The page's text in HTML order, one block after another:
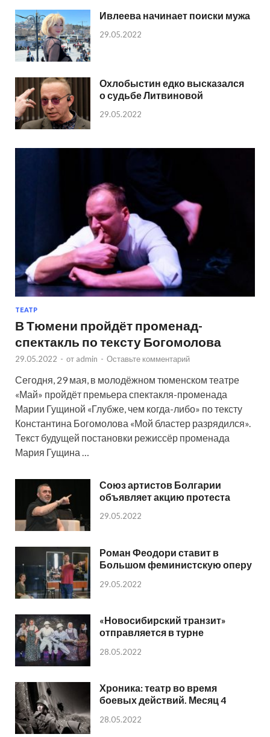
Ивлеева начинает поиски мужа
29.05.2022
Охлобыстин едко высказался
о судьбе Литвиновой
29.05.2022
ТЕАТР
В Тюмени пройдёт променад-
спектакль по тексту Богомолова
29.05.2022 - от admin - Оставьте комментарий
Сегодня, 29 мая, в молодёжном тюменском театре
«Май» пройдёт премьера спектакля-променада
Марии Гущиной «Глубже, чем когда-либо» по тексту
Константина Богомолова «Мой бластер разрядился».
Текст будущей постановки режиссёр променада
Мария Гущина …
Союз артистов Болгарии
объявляет акцию протеста
29.05.2022
Роман Феодори ставит в
Большом феминистскую оперу
29.05.2022
«Новосибирский транзит»
отправляется в турне
28.05.2022
Хроника: театр во время
боевых действий. Месяц 4
28.05.2022